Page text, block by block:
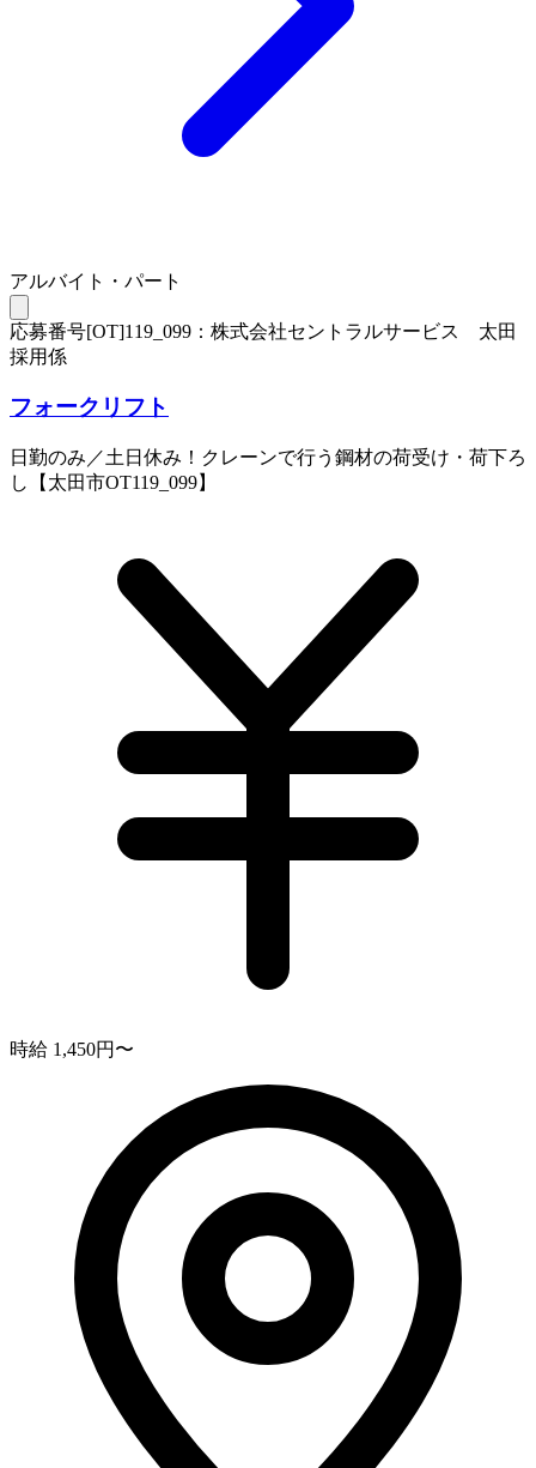
アルバイト・パート
応募番号[OT]119_099：株式会社セントラルサービス 太田
採用係
フォークリフト
日勤のみ／土日休み！クレーンで行う鋼材の荷受け・荷下ろ
し【太田市OT119_099】
時給 1,450円〜